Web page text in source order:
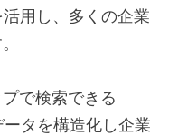
用し、多くの企業
で検索できる
タを構造化し企業